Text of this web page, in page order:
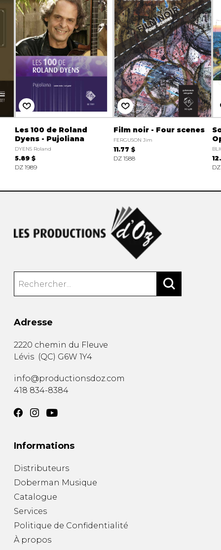
Les 100 de Roland
Dyens - Pujoliana
DYENS Roland
5.89 $
DZ 1989
Film noir - Four scenes
FERGUSON Jim
11.77 $
DZ 1588
Adresse
2220 chemin du Fleuve
Lévis (QC) G6W 1Y4
info@productionsdoz.com
418 834-8384
Informations
Distributeurs
Doberman Musique
Catalogue
Services
Politique de Confidentialité
À propos